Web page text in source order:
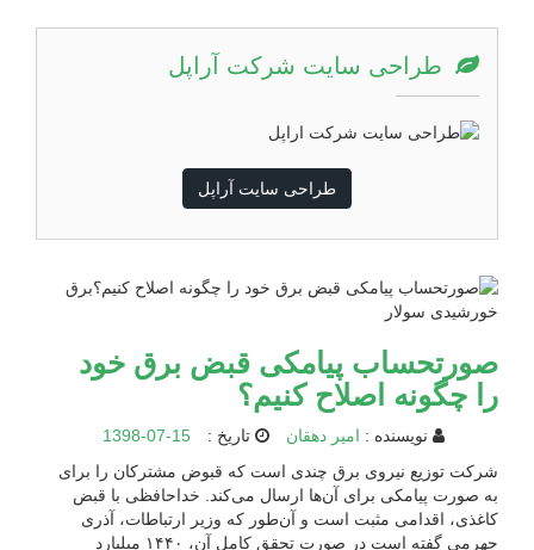
طراحی سایت شرکت آراپل
طراحی سایت آراپل
صورتحساب پیامکی قبض برق خود
را چگونه اصلاح کنیم؟
نویسنده : امیر دهقان تاریخ :
1398-07-15
شرکت توزیع نیروی برق چندی است که قبوض مشترکان را برای
به صورت پیامکی برای آن‌ها ارسال می‌کند. خداحافظی با قبض
کاغذی، اقدامی مثبت است و آن‌طور که وزیر ارتباطات، آذری
جهرمی گفته است در صورت تحقق کامل آن، ۱۴۴۰ میلیارد